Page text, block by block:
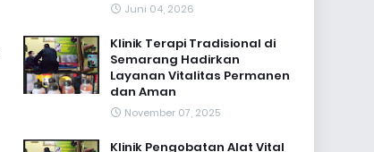
Juni 04, 2026
Klinik Terapi Tradisional di
Semarang Hadirkan
Layanan Vitalitas Permanen
dan Aman
November 07, 2025
Klinik Pengobatan Alat Vital